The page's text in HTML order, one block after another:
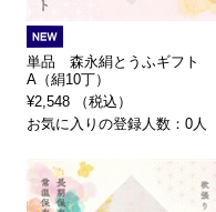
単品 森永絹とうふギフト
A（絹10丁）
¥2,548 （税込）
お気に入りの登録人数：0人